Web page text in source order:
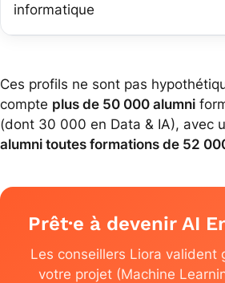
informatique
Ces profils ne sont pas
compte plus de 50 000 alumni
(dont 30 000 en Data & IA), avec
alumni toutes formations de 52
Prêt·e à devenir AI
Les conseillers Liora valident
votre projet (Machine